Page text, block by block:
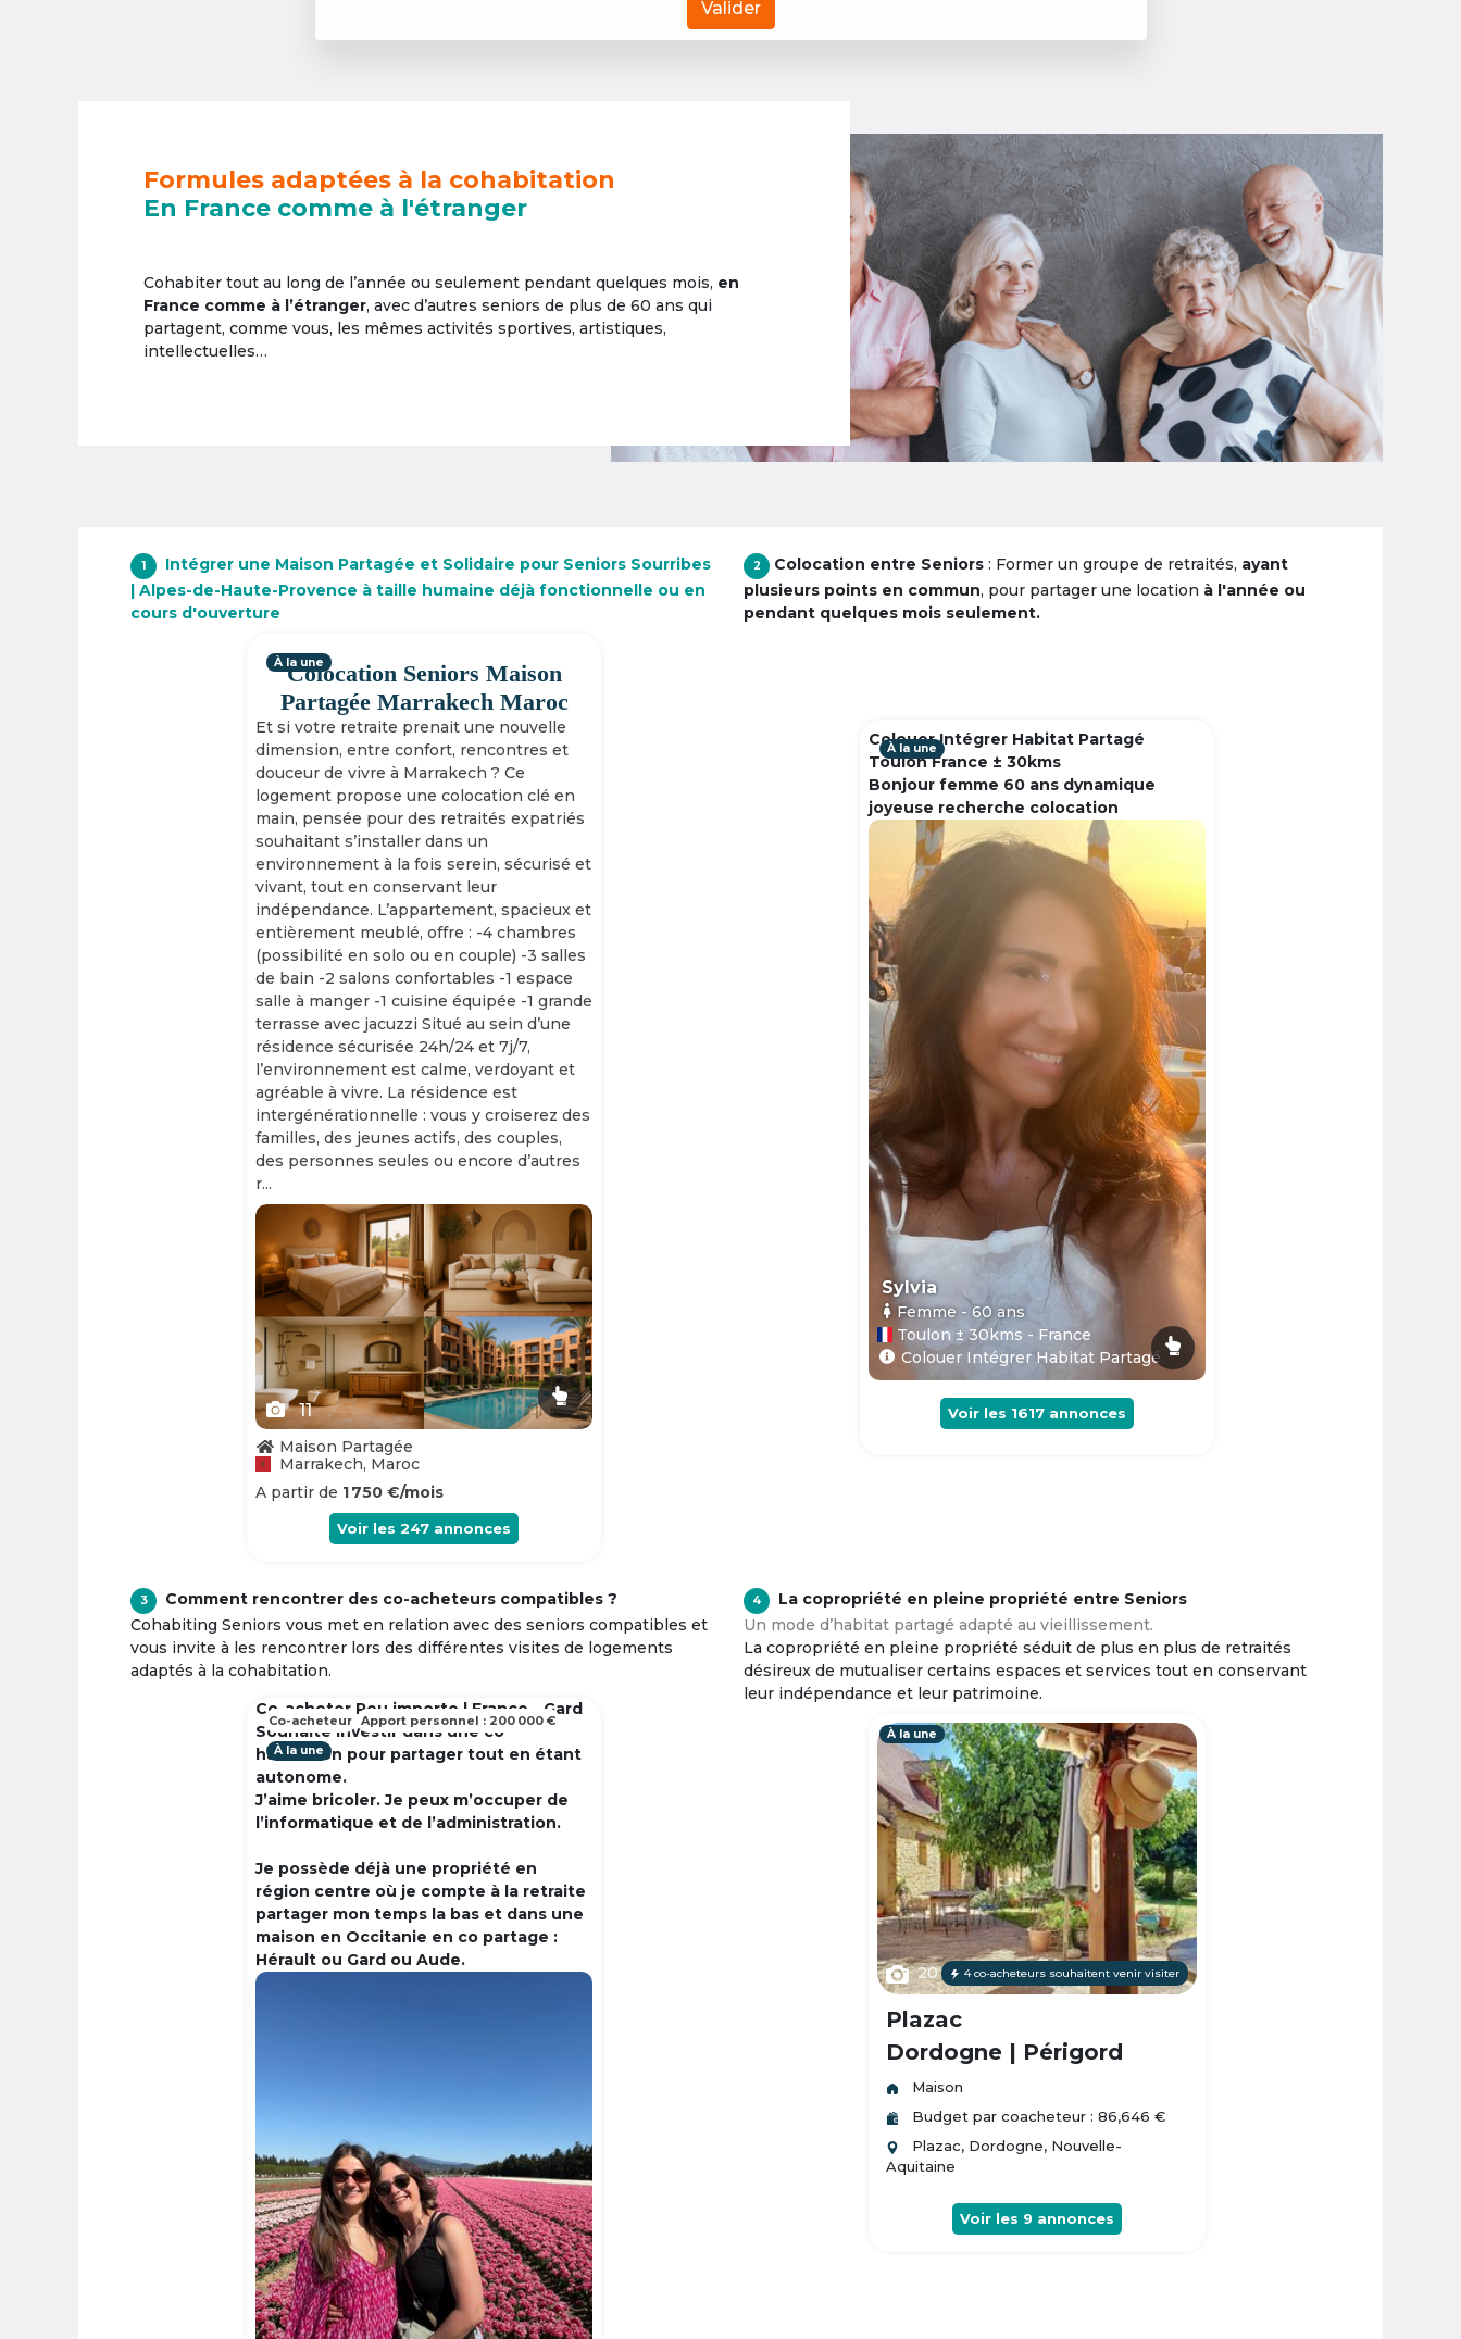
Valider
Formules adaptées à la cohabitation
En France comme à l'étranger
Cohabiter tout au long de l’année ou seulement pendant quelques mois, en
France comme à l’étranger, avec d’autres seniors de plus de 60 ans qui
partagent, comme vous, les mêmes activités sportives, artistiques,
intellectuelles…
1
Intégrer une Maison Partagée et Solidaire pour Seniors Sourribes
| Alpes-de-Haute-Provence à taille humaine déjà fonctionnelle ou en
cours d'ouverture
Colocation Seniors Maison
Partagée Marrakech Maroc
Et si votre retraite prenait une nouvelle
dimension, entre confort, rencontres et
douceur de vivre à Marrakech ? Ce
logement propose une colocation clé en
main, pensée pour des retraités expatriés
souhaitant s’installer dans un
environnement à la fois serein, sécurisé et
vivant, tout en conservant leur
indépendance. L’appartement, spacieux et
entièrement meublé, offre : -4 chambres
(possibilité en solo ou en couple) -3 salles
de bain -2 salons confortables -1 espace
salle à manger -1 cuisine équipée -1 grande
terrasse avec jacuzzi Situé au sein d’une
résidence sécurisée 24h/24 et 7j/7,
l’environnement est calme, verdoyant et
agréable à vivre. La résidence est
intergénérationnelle : vous y croiserez des
familles, des jeunes actifs, des couples,
des personnes seules ou encore d’autres
r...
À la une
Slide 1 of 11
11
Maison Partagée
Marrakech, Maroc
A partir de 1 750 €/mois
Voir les 247 annonces
2 Colocation entre Seniors : Former un groupe de retraités, ayant
plusieurs points en commun, pour partager une location à l'année ou
pendant quelques mois seulement.
Colouer Intégrer Habitat Partagé
Toulon France ± 30kms
Bonjour femme 60 ans dynamique
joyeuse recherche colocation
À la une
Sylvia
Femme - 60ans
Toulon ± 30kms - France
Colouer Intégrer Habitat Partagé
Voir les 1617 annonces
3
Comment rencontrer des co-acheteurs compatibles ?
Cohabiting Seniors vous met en relation avec des seniors compatibles et
vous invite à les rencontrer lors des différentes visites de logements
adaptés à la cohabitation.
Co-acheter Peu importe | France - Gard
Souhaite investir dans une co
habitation pour partager tout en étant
autonome.
J’aime bricoler. Je peux m’occuper de
l’informatique et de l’administration.
Je possède déjà une propriété en
région centre où je compte à la retraite
partager mon temps la bas et dans une
maison en Occitanie en co partage :
Hérault ou Gard ou Aude.
À la une
Co-acheteur Apport personnel : 200 000 €
4
La copropriété en pleine propriété entre Seniors
Un mode d’habitat partagé adapté au vieillissement.
La copropriété en pleine propriété séduit de plus en plus de retraités
désireux de mutualiser certains espaces et services tout en conservant
leur indépendance et leur patrimoine.
À la une
20 4 co-acheteurs souhaitent venir visiter
Plazac
Dordogne | Périgord
Maison
Budget par coacheteur : 86,646 €
Plazac, Dordogne, Nouvelle-
Aquitaine
Voir les 9 annonces